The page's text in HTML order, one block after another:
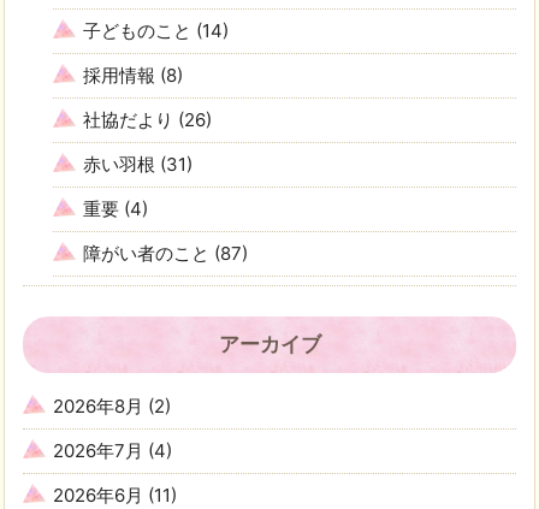
子どものこと (14)
採用情報 (8)
社協だより (26)
赤い羽根 (31)
重要 (4)
障がい者のこと (87)
アーカイブ
2026年8月 (2)
2026年7月 (4)
2026年6月 (11)